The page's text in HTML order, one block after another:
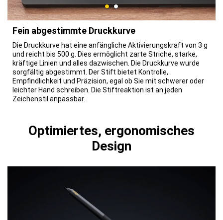
Fein abgestimmte Druckkurve
Die Druckkurve hat eine anfängliche Aktivierungskraft von 3 g
und reicht bis 500 g. Dies ermöglicht zarte Striche, starke,
kräftige Linien und alles dazwischen. Die Druckkurve wurde
sorgfältig abgestimmt. Der Stift bietet Kontrolle,
Empfindlichkeit und Präzision, egal ob Sie mit schwerer oder
leichter Hand schreiben. Die Stiftreaktion ist an jeden
Zeichenstil anpassbar.
Optimiertes, ergonomisches
Design